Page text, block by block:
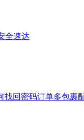
全速达
找回密码订单多包裹